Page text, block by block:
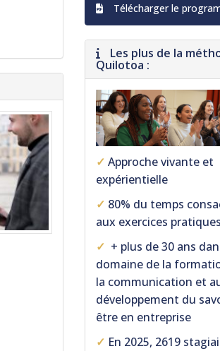
Télécharger le
Les plus de la
Quilotoa :
✓Approche vivante et
expérientielle
✓ 80% du temps
aux exercices pratiques
✓ + plus de 30 ans
domaine de la
la communication et
développement du
être en entreprise
✓ En 2025, 2619